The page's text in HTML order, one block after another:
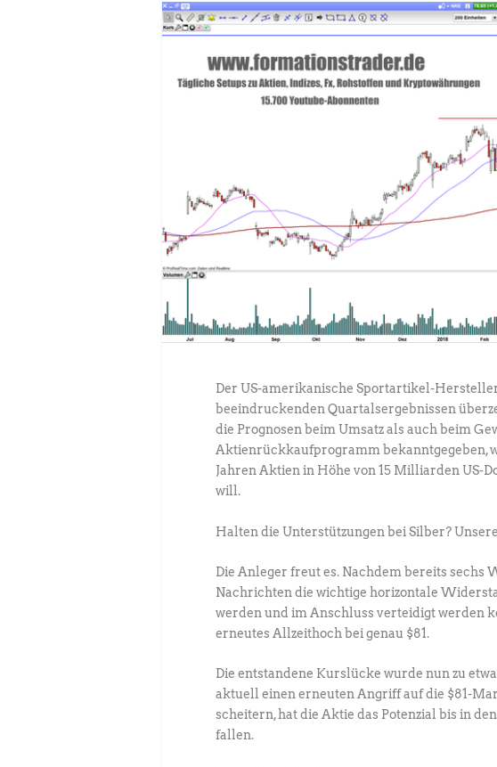
Der US-amerikanische Sportartikel-
beeindruckenden Quartalsergebnissen
die Prognosen beim Umsatz als auch beim
Aktienrückkaufprogramm bekanntgegeben,
Jahren Aktien in Höhe von 15 Milliarden US-
will.
Halten die Unterstützungen bei Silber?
Die Anleger freut es. Nachdem bereits sechs
Nachrichten die wichtige horizontale
werden und im Anschluss verteidigt werden
erneutes Allzeithoch bei genau $81.
Die entstandene Kurslücke wurde nun zu
aktuell einen erneuten Angriff auf die $81-
scheitern, hat die Aktie das Potenzial bis in
fallen.